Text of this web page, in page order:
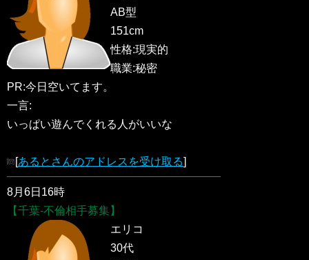
AB型
151cm
性格:現実的
職業:秘密
PR:今日空いてます。
一言:
いっぱい遊んでくれる人がいいな
[あるとさんのアドレスを受け取る]
8月6日16時
【千葉-不倫相手募集】
エリコ
30代